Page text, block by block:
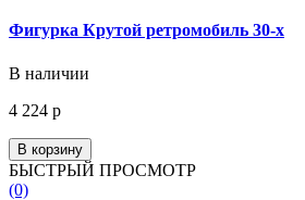
Фигурка Крутой ретромобиль 30-х
В наличии
4 224 р
В корзину
БЫСТРЫЙ ПРОСМОТР
(0)